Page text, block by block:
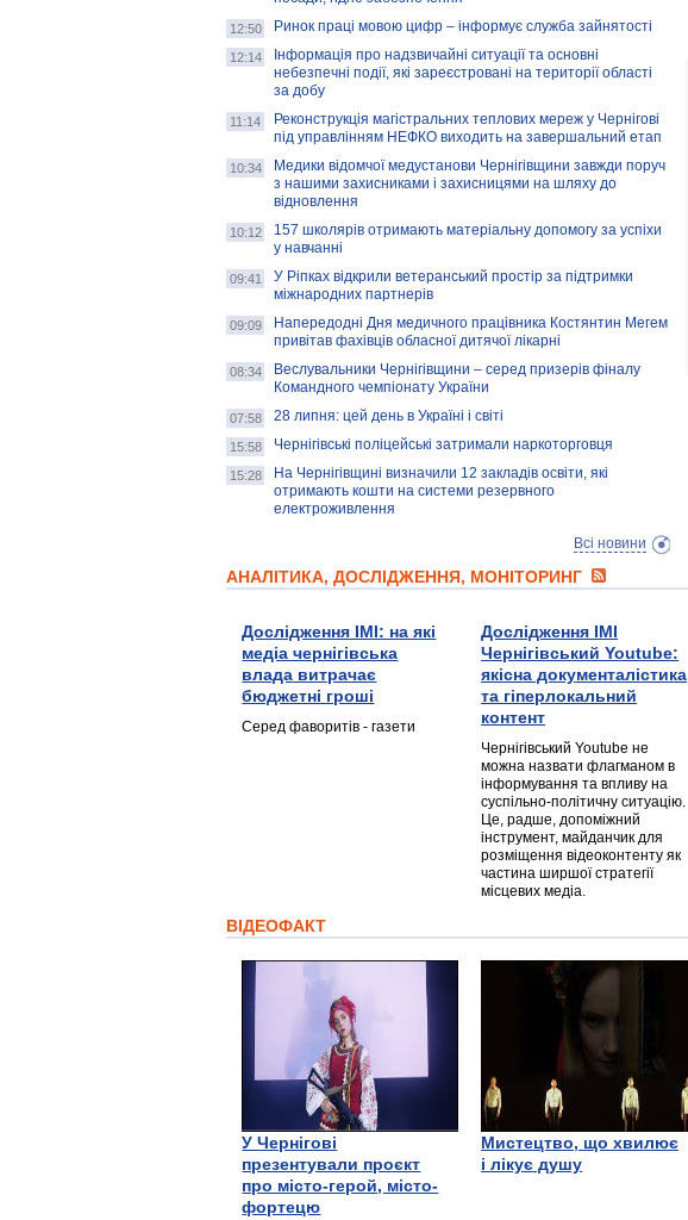
12:50 Ринок праці мовою цифр – інформує служба зайнятості
12:14
Інформація про надзвичайні ситуації та основні
небезпечні події, які зареєстровані на території області
за добу
11:14
Реконструкція магістральних теплових мереж у Чернігові
під управлінням НЕФКО виходить на завершальний етап
10:34
Медики відомчої медустанови Чернігівщини завжди поруч
з нашими захисниками і захисницями на шляху до
відновлення
10:12
157 школярів отримають матеріальну допомогу за успіхи
у навчанні
09:41
У Ріпках відкрили ветеранський простір за підтримки
міжнародних партнерів
09:09
Напередодні Дня медичного працівника Костянтин Мегем
привітав фахівців обласної дитячої лікарні
08:34
Веслувальники Чернігівщини – серед призерів фіналу
Командного чемпіонату України
07:58 28 липня: цей день в Україні і світі
15:58 Чернігівські поліцейські затримали наркоторговця
15:28
На Чернігівщині визначили 12 закладів освіти, які
отримають кошти на системи резервного
електроживлення
Всі новини
АНАЛІТИКА, ДОСЛІДЖЕННЯ, МОНІТОРИНГ
Дослідження ІМІ: на які
медіа чернігівська
влада витрачає
бюджетні гроші
Серед фаворитів - газети
Дослідження ІМІ
Чернігівський Youtube:
якісна документалістика
та гіперлокальний
контент
Чернігівський Youtube не
можна назвати флагманом в
інформування та впливу на
суспільно-політичну ситуацію.
Це, радше, допоміжний
інструмент, майданчик для
розміщення відеоконтенту як
частина ширшої стратегії
місцевих медіа.
ВІДЕОФАКТ
У Чернігові
презентували проєкт
про місто-герой, місто-
фортецю
Мистецтво, що хвилює
і лікує душу